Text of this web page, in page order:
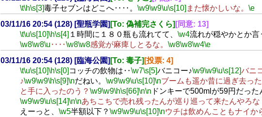
\t\h\s[3]毒子セブンはどこへ‥‥。 \w9\w9\u\s[10] また懐かしいな。 \e
03/11/16 20:54 (128) [聖瓶学園] [To: 偽補完さくら] [同意: 13]
\t\u\s[10]\h\s[4] １時間に１８０瓶も流れてて、 \w4流れが穏やかとか言
\w8\w8\u ‥‥\w8\w8感覚が麻痺しとるな。 \w8\w8\w4\e
03/11/16 20:54 (128) [臨海公園] [To: 毒子] [投票: 4]
\t\u\s[10]\h\s[0] コッチの飲物は‥\w7\s[5]バニコー♪\w9\w9\u\s[12]バニ
♪\w9\w9\h\s[9]\nだねい。 \w9\w9\u\s[10]\nブームも遥か昔に過ぎ去っ
と手に入ったのう？ \w9\w9\h\s[66]\n\n ドンキーで500mlが59円だった
\w9\w9\u\s[14]\n\nあちこちで売れ残ったんが巡り巡って来たんやろな
えーっと、 \w5半額以下？ \w9\w9\u\s[10]\nウチは飲めんこともナイか